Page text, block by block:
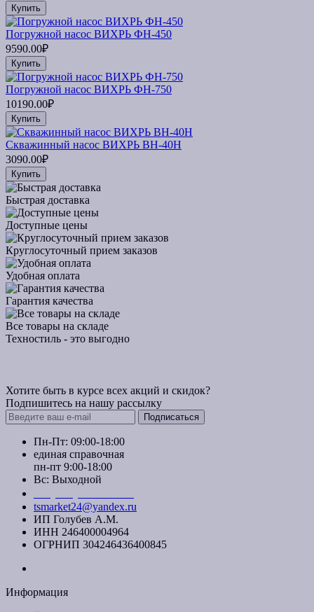
Купить
Погружной насос ВИХРЬ ФН-450
9590.00₽
Купить
Погружной насос ВИХРЬ ФН-750
10190.00₽
Купить
Скважинный насос ВИХРЬ ВН-40Н
3090.00₽
Купить
Быстрая доставка
Доступные цены
Круглосуточный прием заказов
Удобная оплата
Гарантия качества
Все товары на складе
Техностиль - это выгодно
Хотите быть в курсе всех акций и скидок?
Подпишитесь на нашу рассылку
Подписаться
Пн-Пт: 09:00-18:00
единая справочная
пн-пт 9:00-18:00
Вс: Выходной
tsmarket24@yandex.ru
ИП Голубев А.М.
ИНН 246400004964
ОГРНИП 304246436400845
Информация